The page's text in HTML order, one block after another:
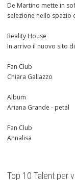
De Martino mette in
selezione nello spazio
Reality House
In arrivo il nuovo sito
Fan Club
Chiara Galiazzo
Album
Ariana Grande - petal
Fan Club
Annalisa
Top 10 Talent per